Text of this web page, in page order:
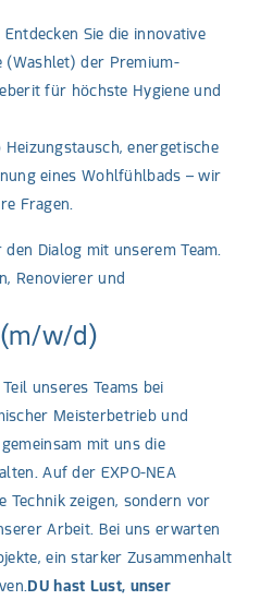
Entdecken Sie die innovative
(Washlet) der Premium-
für höchste Hygiene und
Heizungstausch, energetische
eines Wohlfühlbads – wir
Fragen.
den Dialog mit unserem Team.
Renovierer und
w/d)
unseres Teams bei
Meisterbetrieb und
mit uns die
Auf der EXPO-NEA
zeigen, sondern vor
Arbeit. Bei uns erwarten
ein starker Zusammenhalt
DU hast Lust, unser